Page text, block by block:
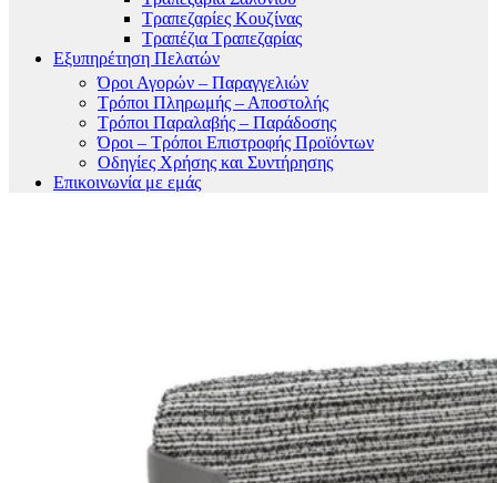
Τραπεζαρίες Κουζίνας
Τραπέζια Τραπεζαρίας
Εξυπηρέτηση Πελατών
Όροι Αγορών – Παραγγελιών
Τρόποι Πληρωμής – Αποστολής
Τρόποι Παραλαβής – Παράδοσης
Όροι – Τρόποι Επιστροφής Προϊόντων
Οδηγίες Χρήσης και Συντήρησης
Επικοινωνία με εμάς